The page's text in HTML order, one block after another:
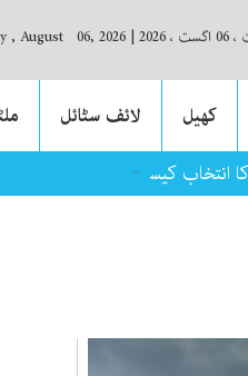
2026
|
, August 06, 2026
کھیل لائف سٹائل
انتخاب کیسے ہوگا؟